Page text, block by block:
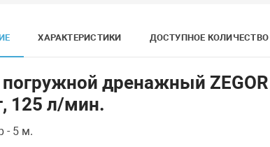
ХАРАКТЕРИСТИКИ ДОСТУПНОЕ КОЛИЧЕСТВО
дренажный
125 л/мин.
- 5 м.